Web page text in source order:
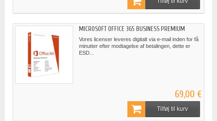
MICROSOFT OFFICE 365 BUSINESS PREMIUM
Vores licenser leveres digitalt via e-mail inden for få
minutter efter modtagelse af betalingen, dette er
ESD...
69,00 €
Tilføj til kurv